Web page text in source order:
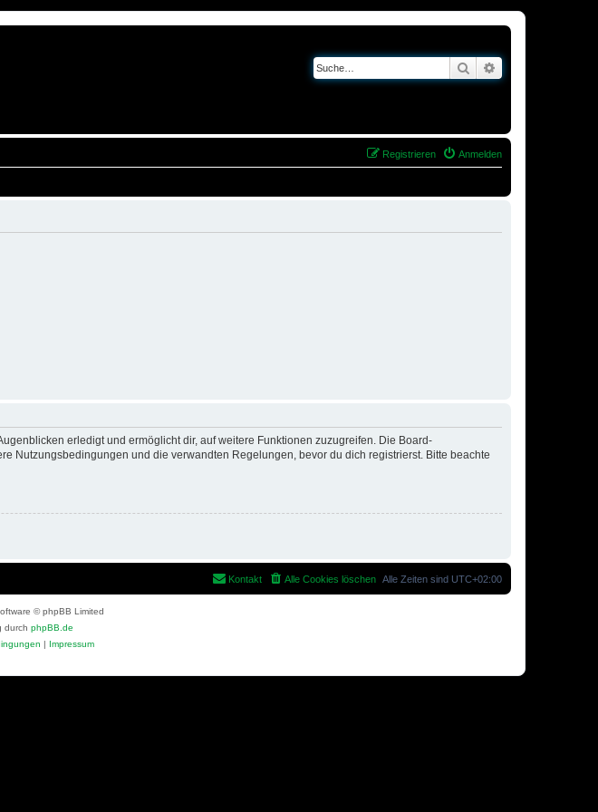
Suche
Anmelden
Registrieren
erledigt und ermöglicht dir, auf weitere Funktionen zuzugreifen. Die Board-
Nutzungsbedingungen und die verwandten Regelungen, bevor du dich registrierst. Bitte beachte
Alle Zeiten sind UTC+02:00
Alle Cookies löschen
Kontakt
© phpBB Limited
durch phpBB.de
| Impressum